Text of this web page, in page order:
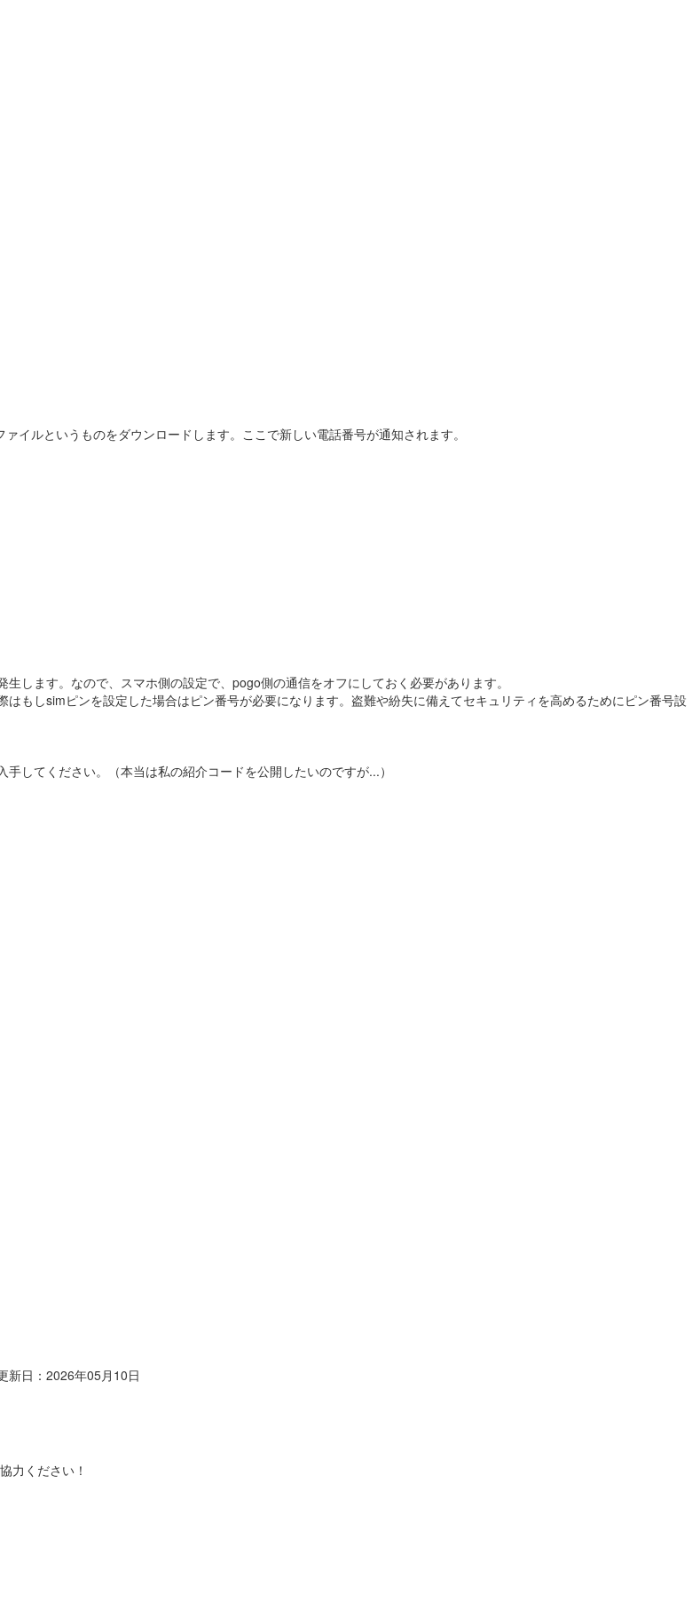
ルというものをダウンロードします。ここで新しい電話番号が通知されます。
します。なので、スマホ側の設定で、pogo側の通信をオフにしておく必要があります。
もしsimピンを設定した場合はピン番号が必要になります。盗難や紛失に備えてセキュリティを高めるためにピン番号設
してください。（本当は私の紹介コードを公開したいのですが...）
新日：2026年05月10日
力ください！